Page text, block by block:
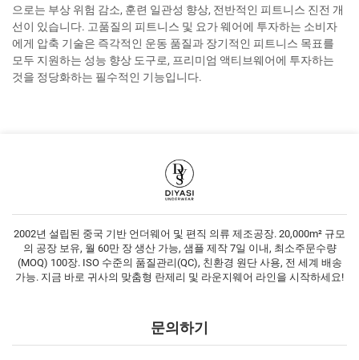
으로는 부상 위험 감소, 훈련 일관성 향상, 전반적인 피트니스 진전 개
선이 있습니다. 고품질의 피트니스 및 요가 웨어에 투자하는 소비자
에게 압축 기술은 즉각적인 운동 품질과 장기적인 피트니스 목표를
모두 지원하는 성능 향상 도구로, 프리미엄 액티브웨어에 투자하는
것을 정당화하는 필수적인 기능입니다.
2002년 설립된 중국 기반 언더웨어 및 편직 의류 제조공장. 20,000m² 규모
의 공장 보유, 월 60만 장 생산 가능, 샘플 제작 7일 이내, 최소주문수량
(MOQ) 100장. ISO 수준의 품질관리(QC), 친환경 원단 사용, 전 세계 배송
가능. 지금 바로 귀사의 맞춤형 란제리 및 라운지웨어 라인을 시작하세요!
문의하기